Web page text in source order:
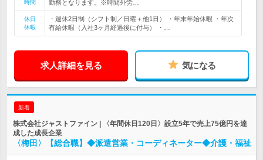
時間
勤務となります。※時間外労…
休日
休暇
・週休2日制（シフト制／日曜＋他1日） ・年末年始休暇 ・年次
有給休暇（入社3ヶ月経過後に付与） ・…
求人詳細を見る 気になる
新着
株式会社ジャストファイン | 〈年間休日120日〉設立5年で売上75億円を達
成した成長企業
〈梅田〉【総合職】◆派遣営業・コーディネーター◆介護・福祉